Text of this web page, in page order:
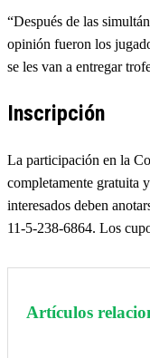
“Después de las
opinión fueron los
se les van a entregar
Inscripción
La participación en la
completamente gratuita
interesados deben
11-5-238-6864. Los
Artículos